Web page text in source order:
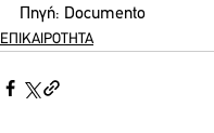
Πηγή: Documento
ΕΠΙΚΑΙΡΟΤΗΤΑ